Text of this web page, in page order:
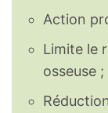
Action
Limite le
osseuse ;